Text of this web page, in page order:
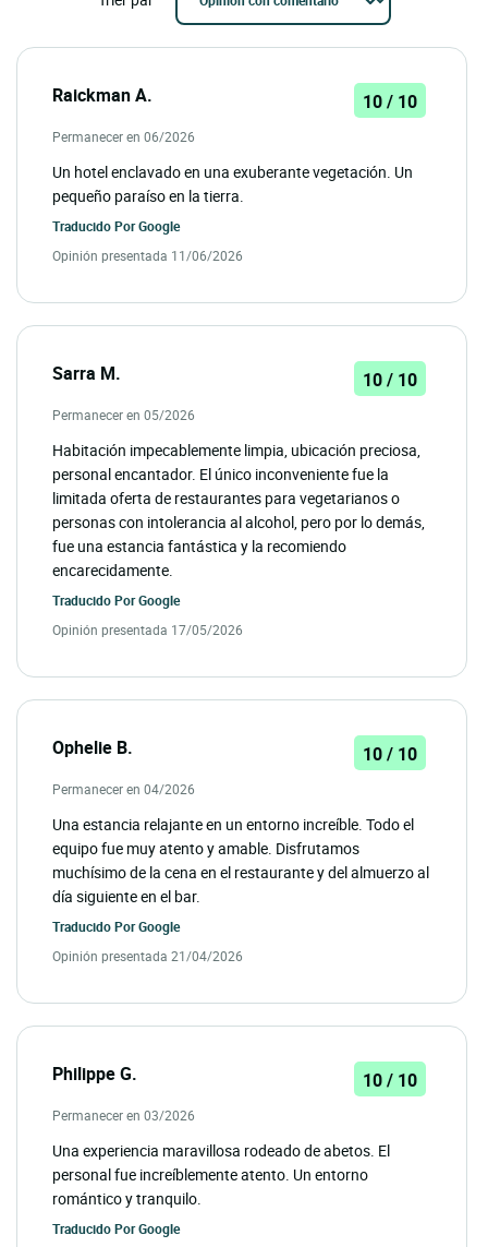
Raickman A. 10 / 10
Permanecer en 06/2026
Un hotel enclavado en una exuberante vegetación. Un
pequeño paraíso en la tierra.
Traducido PorGoogle
Opinión presentada 11/06/2026
Sarra M. 10 / 10
Permanecer en 05/2026
Habitación impecablemente limpia, ubicación preciosa,
personal encantador. El único inconveniente fue la
limitada oferta de restaurantes para vegetarianos o
personas con intolerancia al alcohol, pero por lo demás,
fue una estancia fantástica y la recomiendo
encarecidamente.
Traducido PorGoogle
Opinión presentada 17/05/2026
Ophelie B. 10 / 10
Permanecer en 04/2026
Una estancia relajante en un entorno increíble. Todo el
equipo fue muy atento y amable. Disfrutamos
muchísimo de la cena en el restaurante y del almuerzo al
día siguiente en el bar.
Traducido PorGoogle
Opinión presentada 21/04/2026
Philippe G. 10 / 10
Permanecer en 03/2026
Una experiencia maravillosa rodeado de abetos. El
personal fue increíblemente atento. Un entorno
romántico y tranquilo.
Traducido PorGoogle